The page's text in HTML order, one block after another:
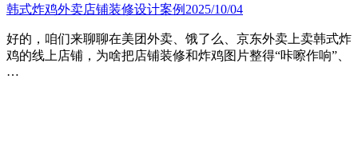
韩式炸鸡外卖店铺装修设计案例2025/10/04
好的，咱们来聊聊在美团外卖、饿了么、京东外卖上卖韩式炸
鸡的线上店铺，为啥把店铺装修和炸鸡图片整得“咔嚓作响”、
…